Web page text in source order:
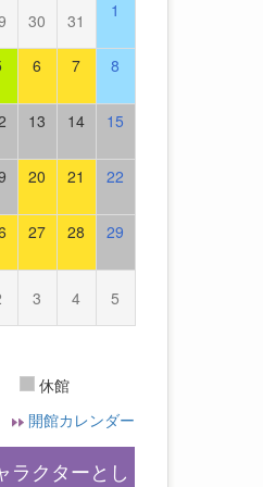
30 31 1
6 7 8
13 14 15
20 21 22
27 28 29
3 4 5
休館
開館カレンダー
ラクターとし